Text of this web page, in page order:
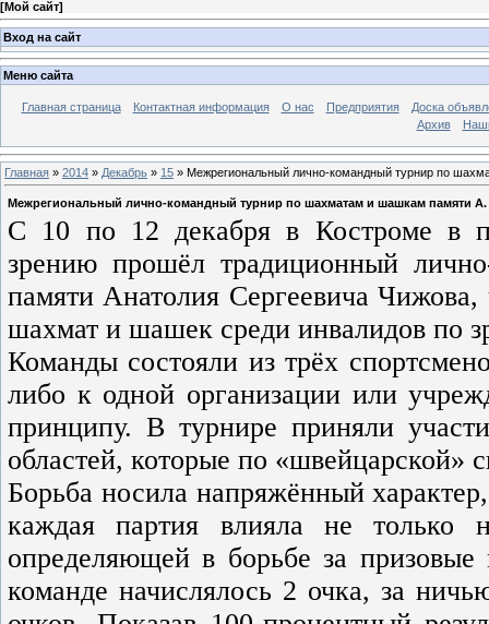
[Мой сайт]
Вход на сайт
Меню сайта
Главная страница Контактная информация О нас Предприятия
Доска
Архив
Главная » 2014 » Декабрь » 15 » Межрегиональный лично-командный турнир по
Межрегиональный лично-командный турнир по шахматам и шашкам памяти
С 10 по 12 декабря в Костроме в
зрению прошёл традиционный
памяти Анатолия Сергеевича
шахмат и шашек среди инвалидов по
Команды состояли из трёх
либо к одной организации или
принципу. В турнире приняли
областей, которые по «швейцарской»
Борьба носила напряжённый
каждая партия влияла не только
определяющей в борьбе за
команде начислялось 2 очка, за